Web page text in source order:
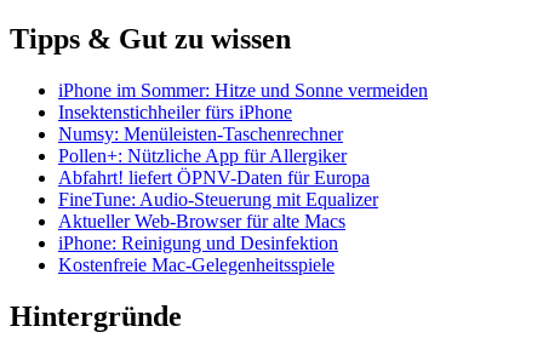
Tipps & Gut zu wissen
iPhone im Sommer: Hitze und Sonne vermeiden
Insektenstichheiler fürs iPhone
Numsy: Menüleisten-Taschenrechner
Pollen+: Nützliche App für Allergiker
Abfahrt! liefert ÖPNV-Daten für Europa
FineTune: Audio-Steuerung mit Equalizer
Aktueller Web-Browser für alte Macs
iPhone: Reinigung und Desinfektion
Kostenfreie Mac-Gelegenheitsspiele
Hintergründe